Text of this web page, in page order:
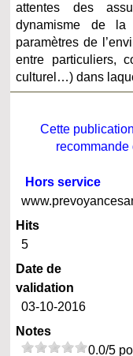
attentes des
dynamisme de
paramètres de
entre particuliers,
culturel…) dans
Cette
recommande
Hors service
Hits
5
Date de
validation
03-10-2016
Notes
0.0/5